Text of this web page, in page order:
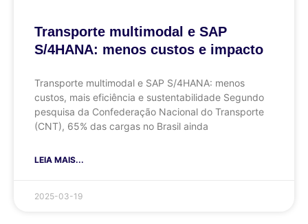
Transporte multimodal e SAP
S/4HANA: menos custos e impacto
Transporte multimodal e SAP S/4HANA: menos
custos, mais eficiência e sustentabilidade Segundo
pesquisa da Confederação Nacional do Transporte
(CNT), 65% das cargas no Brasil ainda
LEIA MAIS...
2025-03-19